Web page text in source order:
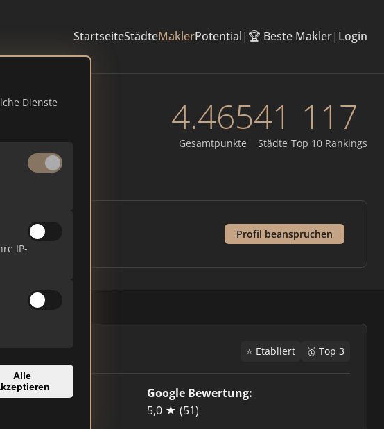
StartseiteStädteMaklerPotential| 🏆 Beste Makler| Login
Dienste
IP-
Alle
4.465
Gesamtpunkte
41
Städte
117
Top 10 Rankings
Profil beanspruchen
⭐ Etabliert 🥇 Top 3
Google Bewertung:
5,0 ★ (51)